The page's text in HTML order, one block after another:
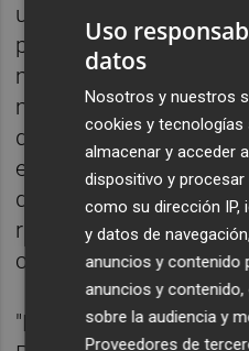
usuarios vulnerables
peatones (23%);
motorizados de dos y
motocicletas (21%);
de dispositivos de
escúter (3%). Las
de automóviles y
ruedas cayeron
ciento de las muertes
"Nuestra misión en
Uso
datos
Nosotros y nuestros
cookies y tecnologías
almacenar y acceder
dispositivo y
como su dirección IP,
y datos de
anuncios y contenido
anuncios y
sobre la audiencia y
Proveedores de